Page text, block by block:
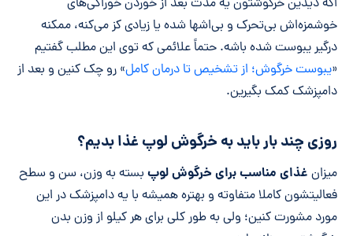
اگه دیدین خرگوشتون یه مدت بعد از خوردن خوراکی‌های
خوشمزه‌اش بی‌تحرک و بی‌اشها شده یا زیادی کز می‌کنه، ممکنه
درگیر یبوست شده باشه. حتماً علائمی که توی این مطلب گفتیم
«یبوست خرگوش؛ از تشخیص تا درمان کامل» رو چک کنین و بعد از
دامپزشک کمک بگیرین.
روزی چند بار باید به خرگوش لوپ غذا بدیم؟
میزان غذای مناسب برای خرگوش لوپ بسته به وزن، سن و سطح
فعالیتشون کاملا متفاوته و بهتره همیشه با یه دامپزشک در این
مورد مشورت کنین؛ ولی به طور کلی برای هر کیلو از وزن بدن